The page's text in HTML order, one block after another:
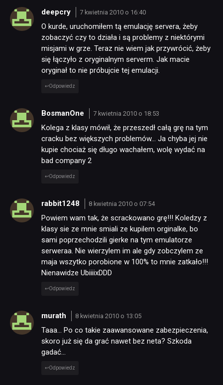
deepcry 7 kwietnia 2010 o 16:40
O kurde, uruchomiłem tą emulację servera, żeby
zobaczyć czy to działa i są problemy z niektórymi
misjami w grze. Teraz nie wiem jak przywrócić, żeby
się łączyło z oryginalnym serverm. Jak macie
oryginał to nie próbujcie tej emulacji.
Odpowiedz
BosmanOne 7 kwietnia 2010 o 18:53
Kolega z klasy mówił, że przeszedł całą grę na tym
cracku bez większych problemów… Ja chyba jej nie
kupie chociaż się długo wachałem, wolę wydać na
bad company 2
Odpowiedz
rabbit1248 8 kwietnia 2010 o 07:54
Powiem wam tak, że scrackowano grę!!! Koledzy z
klasy sie ze mnie smiali ze kupilem orginalke, bo
sami poprzechodzili gierke na tym emulatorze
serweraa. Nie wierzylem im ale gdy zobczylem ze
maja wszytko porobione w 100% to mnie zatkało!!!
Nienawidze UbiiiixDDD
Odpowiedz
murath 8 kwietnia 2010 o 13:05
Taaa… Po co takie zaawansowane zabezpieczenia,
skoro już się da grać nawet bez neta? Szkoda
gadać…
Odpowiedz